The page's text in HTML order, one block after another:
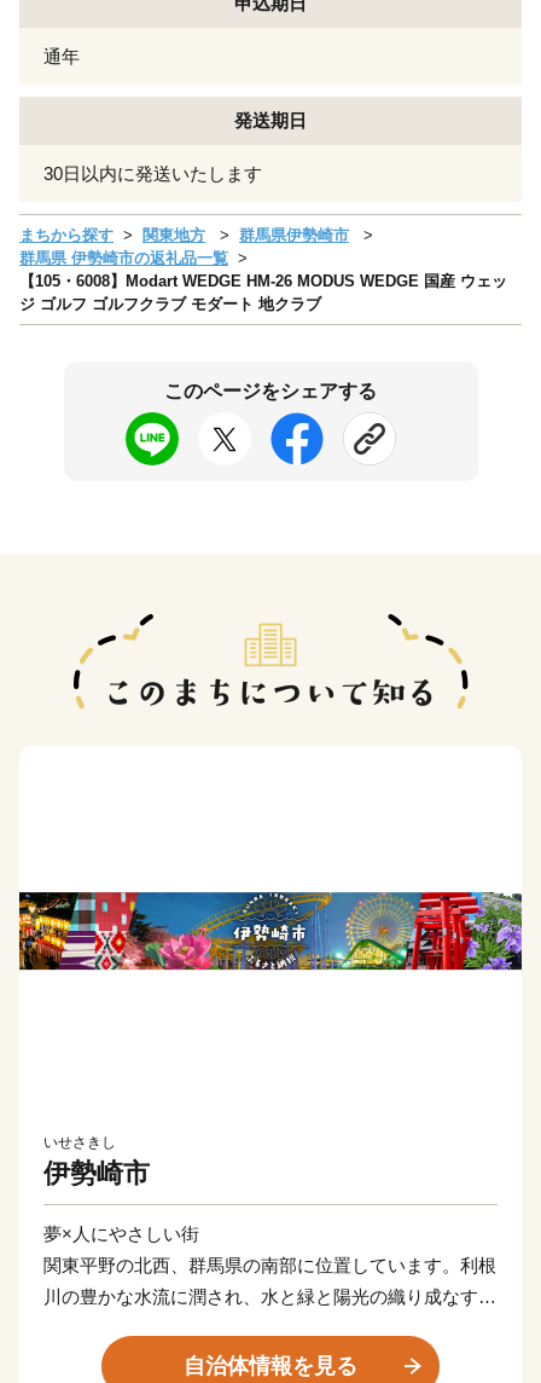
通年
発送期日
30日以内に発送いたします
まちから探す 関東地方
群馬県伊勢崎市
群馬県 伊勢崎市の返礼品一覧
【105・6008】Modart WEDGE HM-26 MODUS WEDGE 国産 ウェッ
ジ ゴルフ ゴルフクラブ モダート 地クラブ
このページをシェアする
いせさきし
伊勢崎市
夢×人にやさしい街
関東平野の北西、群馬県の南部に位置しています。利根
川の豊かな水流に潤され、水と緑と陽光の織り成なす豊
良く、元気で活力があります。
自治体情報を見る